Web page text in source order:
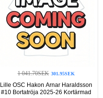
1 041.70SEK 301.95SEK
Lille OSC Hakon Arnar Haraldsson
#10 Bortatröja 2025-26 Kortärmad